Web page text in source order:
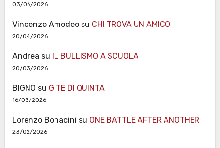
03/06/2026
Vincenzo Amodeosu CHI TROVA UN AMICO
20/04/2026
Andrea su IL BULLISMO A SCUOLA
20/03/2026
BIGNO su GITE DI QUINTA
16/03/2026
Lorenzo Bonacini su ONE BATTLE AFTER ANOTHER
23/02/2026